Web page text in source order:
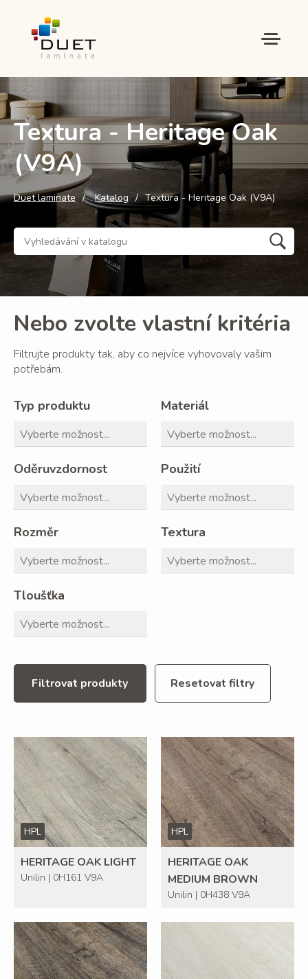
Textura - Heritage Oak
(V9A)
Duet laminate Katalog Textura - Heritage Oak (V9A)
Nebo zvolte vlastní kritéria
Filtrujte produkty tak, aby co nejvíce vyhovovaly vašim
potřebám.
Typ produktu Materiál
Oděruvzdornost Použití
Rozměr Textura
Tloušťka
Filtrovat produkty Resetovat filtry
HPL
HERITAGE OAK LIGHT
Unilin | 0H161 V9A
HPL
HERITAGE OAK
MEDIUM BROWN
Unilin | 0H438 V9A